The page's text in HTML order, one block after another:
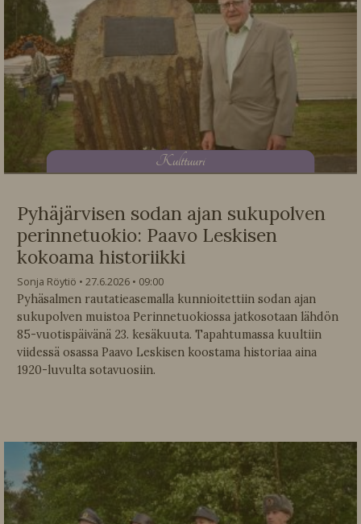
Kulttuuri
Pyhäjärvisen sodan ajan sukupolven
perinnetuokio: Paavo Leskisen
kokoama historiikki
Sonja Röytiö 27.6.2026
09:00
Pyhäsalmen rautatieasemalla kunnioitettiin sodan ajan
sukupolven muistoa Perinnetuokiossa jatkosotaan lähdön
85-vuotispäivänä 23. kesäkuuta. Tapahtumassa kuultiin
viidessä osassa Paavo Leskisen koostama historiaa aina
1920-luvulta sotavuosiin.